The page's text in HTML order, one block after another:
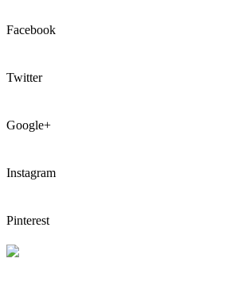
Facebook
Twitter
Google+
Instagram
Pinterest